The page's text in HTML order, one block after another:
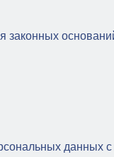
данных